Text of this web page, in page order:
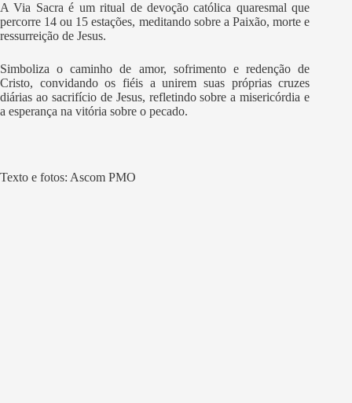
A Via Sacra é um ritual de devoção católica quaresmal que
percorre 14 ou 15 estações, meditando sobre a Paixão, morte e
ressurreição de Jesus.
Simboliza o caminho de amor, sofrimento e redenção de
Cristo, convidando os fiéis a unirem suas próprias cruzes
diárias ao sacrifício de Jesus, refletindo sobre a misericórdia e
a esperança na vitória sobre o pecado.
Texto e fotos: Ascom PMO